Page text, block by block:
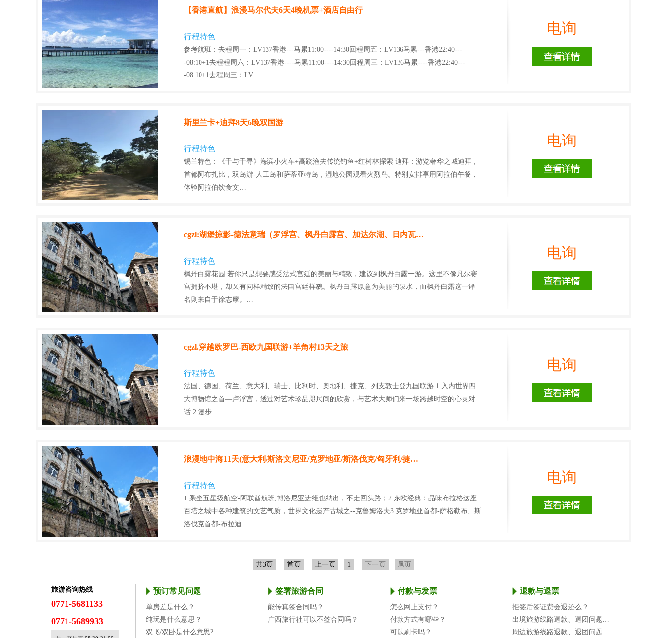
【香港直航】浪漫马尔代夫6天4晚机票+酒店自由行
行程特色
参考航班：去程周一：LV137香港---马累11:00----14:30回程周五：LV136马累---香港22:40---
-08:10+1去程程周六：LV137香港----马累11:00----14:30回程周三：LV136马累----香港22:40---
-08:10+1去程周三：LV…
电询
斯里兰卡+迪拜8天6晚双国游
行程特色
锡兰特色：《千与千寻》海滨小火车+高跷渔夫传统钓鱼+红树林探索 迪拜：游览奢华之城迪拜，
首都阿布扎比，双岛游-人工岛和萨蒂亚特岛，湿地公园观看火烈鸟。特别安排享用阿拉伯午餐，
体验阿拉伯饮食文…
电询
cgzl:湖堡掠影-德法意瑞（罗浮宫、枫丹白露宫、加达尔湖、日内瓦…
行程特色
枫丹白露花园:若你只是想要感受法式宫廷的美丽与精致，建议到枫丹白露一游。这里不像凡尔赛
宫拥挤不堪，却又有同样精致的法国宫廷样貌。枫丹白露原意为美丽的泉水，而枫丹白露这一译
名则来自于徐志摩。…
电询
cgzl.穿越欧罗巴-西欧九国联游+羊角村13天之旅
行程特色
法国、德国、荷兰、意大利、瑞士、比利时、奥地利、捷克、列支敦士登九国联游 1.入内世界四
大博物馆之首—卢浮宫，透过对艺术珍品咫尺间的欣赏，与艺术大师们来一场跨越时空的心灵对
话 2.漫步…
电询
浪漫地中海11天(意大利/斯洛文尼亚/克罗地亚/斯洛伐克/匈牙利/捷…
行程特色
1.乘坐五星级航空-阿联酋航班,博洛尼亚进维也纳出，不走回头路；2.东欧经典：品味布拉格这座
百塔之城中各种建筑的文艺气质，世界文化遗产古城之--克鲁姆洛夫3.克罗地亚首都-萨格勒布、斯
洛伐克首都-布拉迪…
电询
共3页 首页 上一页 1 下一页 尾页
旅游咨询热线
0771-5681133
0771-5689933
预订常见问题
单房差是什么？
纯玩是什么意思？
双飞/双卧是什么意思?
签署旅游合同
能传真签合同吗？
广西旅行社可以不签合同吗？
付款与发票
怎么网上支付？
付款方式有哪些？
可以刷卡吗？
退款与退票
拒签后签证费会退还么？
出境旅游线路退款、退团问题…
周边旅游线路退款、退团问题…